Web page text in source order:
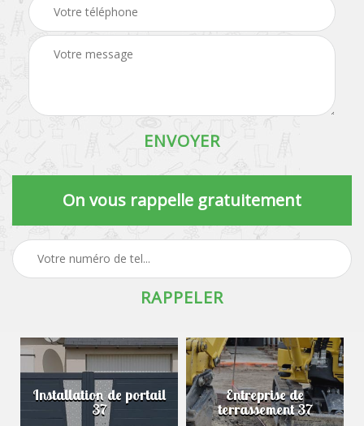
On vous rappelle gratuitement
Installation de portail
37
Entreprise de
terrassement 37